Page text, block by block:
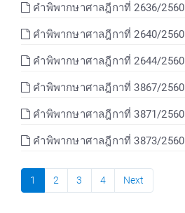
คำพิพากษาศาลฎีกาที่ 2636/2560
คำพิพากษาศาลฎีกาที่ 2640/2560
คำพิพากษาศาลฎีกาที่ 2644/2560
คำพิพากษาศาลฎีกาที่ 3867/2560
คำพิพากษาศาลฎีกาที่ 3871/2560
คำพิพากษาศาลฎีกาที่ 3873/2560
1 2 3 4 Next